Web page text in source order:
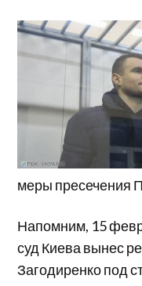
меры пресечения
Напомним, 15
суд Киева вынес
Загодиренко под